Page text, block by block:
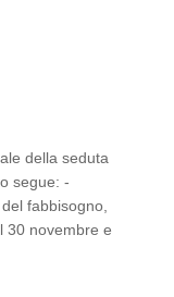
della seduta
segue: -
fabbisogno,
30 novembre e